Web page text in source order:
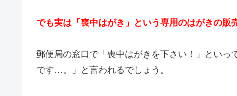
でも実は「喪中はがき」という専用のはがきの販
郵便局の窓口で「喪中はがきを下さい！」とい
です…。」と言われるでしょう。